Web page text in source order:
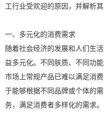
工行业受欢迎的原因，并解析
一、多元化的消费需求
随着社会经济的发展和人们生
益多元化。不同肤质、不同功
市场上常规产品已难以满足消
于能够根据不同品牌或个体的
务，满足消费者多样化的需求。